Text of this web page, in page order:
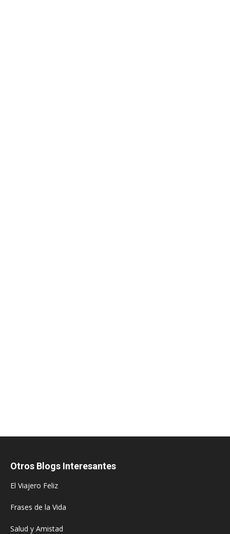
Otros Blogs Interesantes
El Viajero Feliz
Frases de la Vida
Salud y Amistad